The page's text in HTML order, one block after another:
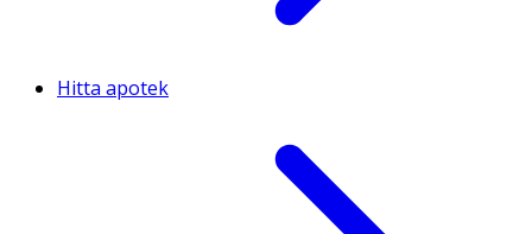
Hitta apotek